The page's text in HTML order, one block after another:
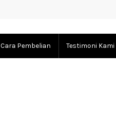
Cara Pembelian Testimoni Kami